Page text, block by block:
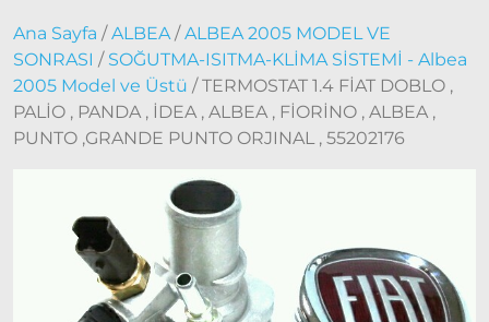
2000 –
2005
Modeller
Doblo
2006 –
2010 –
2014
Modeller
Doblo
Ana Sayfa /ALBEA/ALBEA 2005 MODEL VE
SONRASI / SOĞUTMA-ISITMA-KLİMA SİSTEMİ - Albea
2005 Model ve Üstü / TERMOSTAT 1.4 FİAT DOBLO ,
PALİO , PANDA , İDEA , ALBEA , FİORİNO , ALBEA ,
PUNTO ,GRANDE PUNTO ORJINAL , 55202176